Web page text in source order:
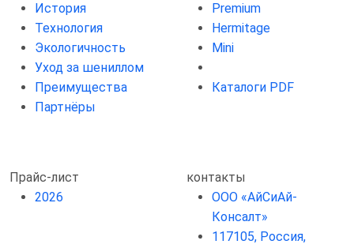
История
Технология
Экологичность
Уход за шениллом
Преимущества
Партнёры
Premium
Hermitage
Mini
Каталоги PDF
Прайс-лист
2026
контакты
ООО «АйСиАй-
Консалт»
117105, Россия,